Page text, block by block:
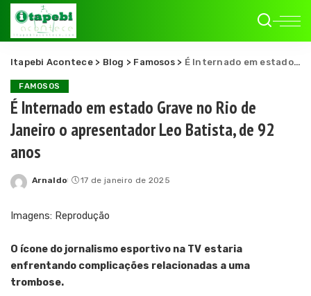
Itapebi Acontece> Blog > Famosos> É Internado em estado Grave no Rio de Janeiro o apresentador Leo Batista, de 92 anos
FAMOSOS
É Internado em estado Grave no Rio de
Janeiro o apresentador Leo Batista, de 92
anos
Posted
Arnaldo 17 de janeiro de 2025
Imagens: Reprodução
O ícone do jornalismo esportivo na TV estaria
enfrentando complicações relacionadas a uma
trombose.